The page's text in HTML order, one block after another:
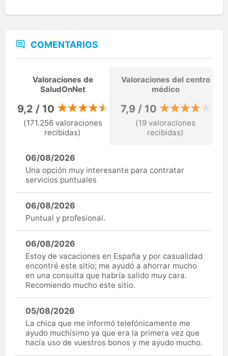
COMENTARIOS
Valoraciones de
SaludOnNet
9,2 / 10
(171.256 valoraciones
recibidas)
Valoraciones del centro
médico
7,9 / 10
(19 valoraciones
recibidas)
06/08/2026
Una opción muy interesante para contratar
servicios puntuales
06/08/2026
Puntual y profesional.
06/08/2026
Estoy de vacaciones en España y por casualidad
encontré este sitio; me ayudó a ahorrar mucho
en una consulta que habría salido muy cara.
Recomiendo mucho este sitio.
05/08/2026
La chica que me informó telefónicamente me
ayudo muchísimo ya que era la primera vez que
hacía uso de vuestros bonos y me ayudo mucho.